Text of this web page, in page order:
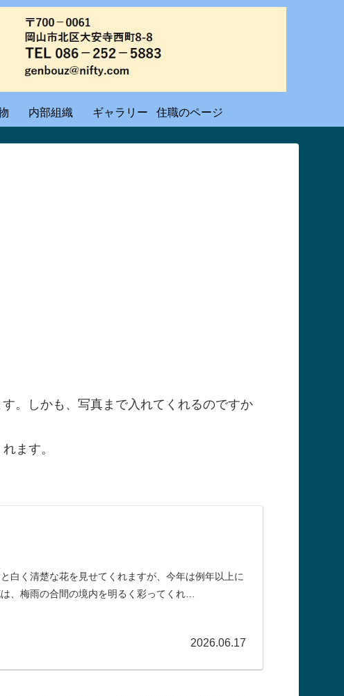
内部組織 ギャラリー 住職のページ
。しかも、写真まで入れてくれるのですか
ます。
白く清楚な花を見せてくれますが、今年は例年以上に
、梅雨の合間の境内を明るく彩ってくれ…
2026.06.17